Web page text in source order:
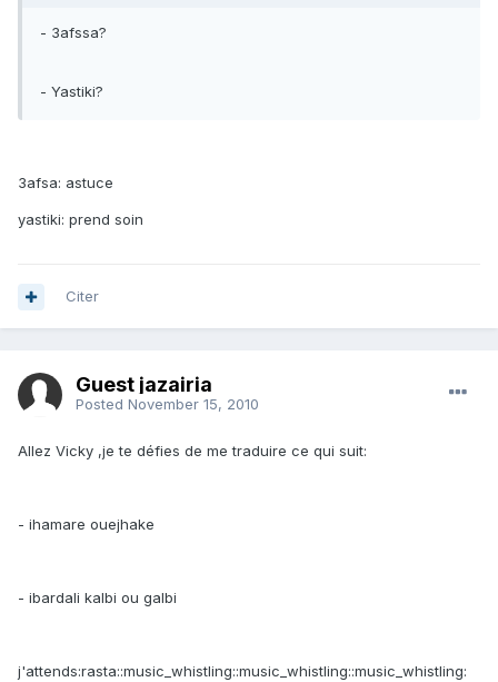
- 3afssa?
- Yastiki?
3afsa: astuce
yastiki: prend soin
Citer
Guest jazairia
Posted November 15, 2010
Allez Vicky ,je te défies de me traduire ce qui suit:
- ihamare ouejhake
- ibardali kalbi ou galbi
j'attends:rasta::music_whistling::music_whistling::music_whistling: